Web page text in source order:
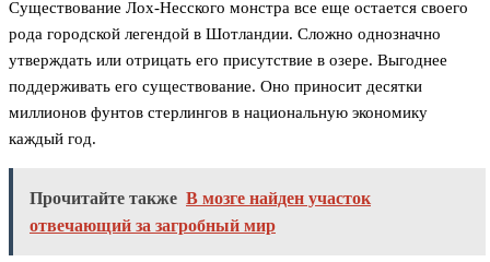
Существование Лох-Несского монстра все еще остается своего
рода городской легендой в Шотландии. Сложно однозначно
утверждать или отрицать его присутствие в озере. Выгоднее
поддерживать его существование. Оно приносит десятки
миллионов фунтов стерлингов в национальную экономику
каждый год.
Прочитайте также В мозге найден участок
отвечающий за загробный мир